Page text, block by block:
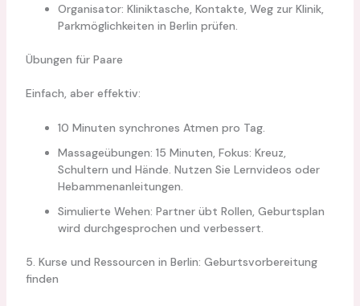
Organisator: Kliniktasche, Kontakte, Weg zur Klinik,
Parkmöglichkeiten in Berlin prüfen.
Übungen für Paare
Einfach, aber effektiv:
10 Minuten synchrones Atmen pro Tag.
Massageübungen: 15 Minuten, Fokus: Kreuz,
Schultern und Hände. Nutzen Sie Lernvideos oder
Hebammenanleitungen.
Simulierte Wehen: Partner übt Rollen, Geburtsplan
wird durchgesprochen und verbessert.
5. Kurse und Ressourcen in Berlin: Geburtsvorbereitung
finden